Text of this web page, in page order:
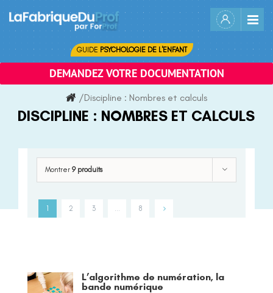
content
GUIDE PSYCHOLOGIE DE L'ENFANT
DEMANDEZ VOTRE DOCUMENTATION
/Discipline : Nombres et calculs
DISCIPLINE : NOMBRES ET CALCULS
Montrer 9 produits
1 2 3 8
L’algorithme de numération, la
bande numérique